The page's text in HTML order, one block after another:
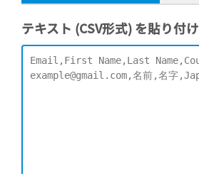
テキスト (CSV形式) を貼り付け